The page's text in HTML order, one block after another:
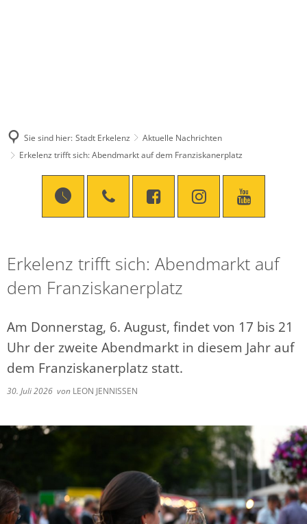
Sie sind hier: Stadt Erkelenz
Aktuelle Nachrichten
Erkelenz trifft sich: Abendmarkt auf dem Franziskanerplatz
Erkelenz trifft sich: Abendmarkt auf
dem Franziskanerplatz
Am Donnerstag, 6. August, findet von 17 bis 21
Uhr der zweite Abendmarkt in diesem Jahr auf
dem Franziskanerplatz statt.
30. Juli 2026 von LEON JENNISSEN